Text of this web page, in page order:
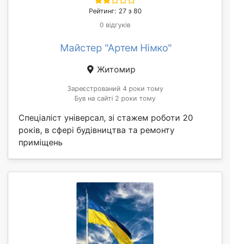
Рейтинг: 27 з 80
0 відгуків
Майстер "Артем Німко"
Житомир
Зареєстрований 4 роки тому
Був на сайті 2 роки тому
Спеціаліст універсал, зі стажем роботи 20
років, в сфері будівництва та ремонту
приміщень